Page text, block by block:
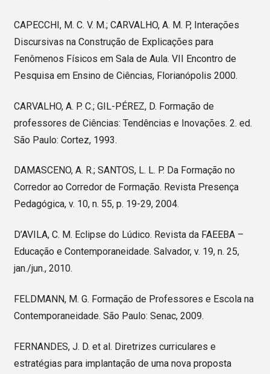
CAPECCHI, M. C. V. M.; CARVALHO, A. M. P, Interações
Discursivas na Construção de Explicações para
Fenômenos Físicos em Sala de Aula. VII Encontro de
Pesquisa em Ensino de Ciências, Florianópolis 2000.
CARVALHO, A. P. C.; GIL-PÉREZ, D. Formação de
professores de Ciências: Tendências e Inovações. 2. ed.
São Paulo: Cortez, 1993.
DAMASCENO, A. R.; SANTOS, L. L. P. Da Formação no
Corredor ao Corredor de Formação. Revista Presença
Pedagógica, v. 10, n. 55, p. 19-29, 2004.
D’AVILA, C. M. Eclipse do Lúdico. Revista da FAEEBA –
Educação e Contemporaneidade. Salvador, v. 19, n. 25,
jan./jun., 2010.
FELDMANN, M. G. Formação de Professores e Escola na
Contemporaneidade. São Paulo: Senac, 2009.
FERNANDES, J. D. et al. Diretrizes curriculares e
estratégias para implantação de uma nova proposta